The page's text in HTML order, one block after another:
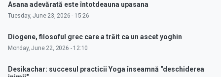
Asana adevărată este întotdeauna upasana
Tuesday, June 23, 2026 - 15:26
Diogene, filosoful grec care a trăit ca un ascet yoghin
Monday, June 22, 2026 - 12:10
Desikachar: succesul practicii Yoga înseamnă "deschiderea